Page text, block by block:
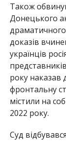
Також
Донецького
доказів
українців
року наказав
фронтальну
містили на
2022 року.
Суд